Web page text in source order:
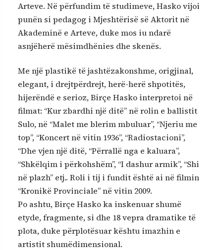
Arteve. Në përfundim të studimeve, Hasko vijoi
punën si pedagog i Mjeshtërisë së Aktorit në
Akademinë e Arteve, duke mos iu ndarë
asnjëherë mësimdhënies dhe skenës.
Me një plastikë të jashtëzakonshme, origjinal,
elegant, i drejtpërdrejt, herë-herë shpotitës,
hijerëndë e serioz, Birçe Hasko interpretoi në
filmat: “Kur zbardhi një ditë” në rolin e ballistit
Sulo, në “Malet me blerim mbuluar”, “Njeriu me
top”, “Koncert në vitin 1936”, “Radiostacioni”,
“Dhe vjen një ditë, “Përrallë nga e kaluara”,
“Shkëlqim i përkohshëm”, “I dashur armik”, “Shi
në plazh” etj.. Roli i tij i fundit është ai në filmin
“Kronikë Provinciale” në vitin 2009.
Po ashtu, Birçe Hasko ka inskenuar shumë
etyde, fragmente, si dhe 18 vepra dramatike të
plota, duke përplotësuar kështu imazhin e
artistit shumëdimensional.